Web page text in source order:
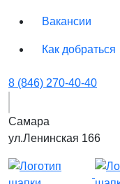
Вакансии
Как добраться
8 (846) 270-40-40
Самара
ул.Ленинская 166